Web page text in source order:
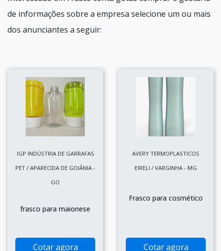
de informações sobre a empresa selecione um ou mais
dos anunciantes a seguir:
IGP INDÚSTRIA DE GARRAFAS
PET / APARECIDA DE GOIÂNIA -
GO
frasco para maionese
Cotar agora
AVERY TERMOPLASTICOS
EIRELI / VARGINHA - MG
Frasco para cosmético
Cotar agora